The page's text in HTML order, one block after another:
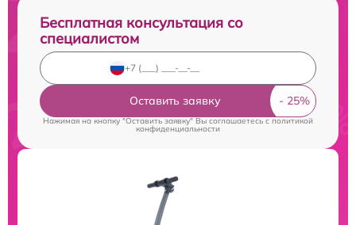
Бесплатная консультация со
специалистом
Оставить заявку
Нажимая на кнопку "Оставить заявку" Вы соглашаетесь cполитикой
конфиденциальности